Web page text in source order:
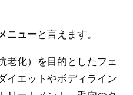
ニューと言えます。
老化）を目的としたフェ
イエットやボディライン